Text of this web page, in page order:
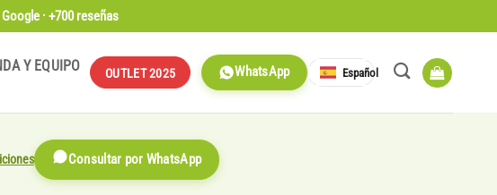
· +700 reseñas
Y EQUIPO OUTLET 2025 WhatsApp Español
Consultar por WhatsApp